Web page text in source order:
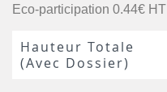
Eco-participation 0.44€ HT
Hauteur Totale
(avec Dossier)